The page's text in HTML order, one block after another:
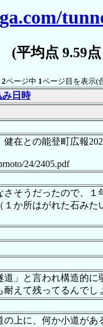
(平均点 9.59
2ページ中 1ページ目を表示(
日時
在との能登町広報
24/2405.pdf
そうだったので、１
１か所はがれた石み
道」と言われ構造的
えて残ってるんでし
の上に、何か小道が